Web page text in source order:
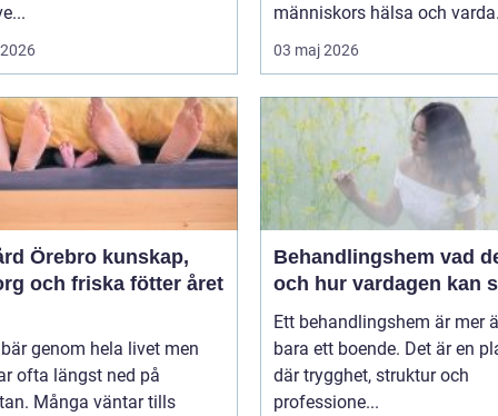
människors hälsa och
03 maj 2026
kunskap,
och friska fötter året
genom hela livet men
ofta längst ned på
Många väntar tills
Behandlingshem vad det är
och hur vardagen kan
Ett behandlingshem är mer
bara ett boende. Det är en
där trygghet, struktur och
professione...